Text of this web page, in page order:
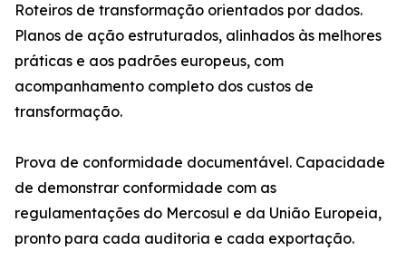
Roteiros de transformação orientados por dados.
Planos de ação estruturados, alinhados às melhores
práticas e aos padrões europeus, com
acompanhamento completo dos custos de
transformação.
Prova de conformidade documentável. Capacidade
de demonstrar conformidade com as
regulamentações do Mercosul e da União Europeia,
pronto para cada auditoria e cada exportação.